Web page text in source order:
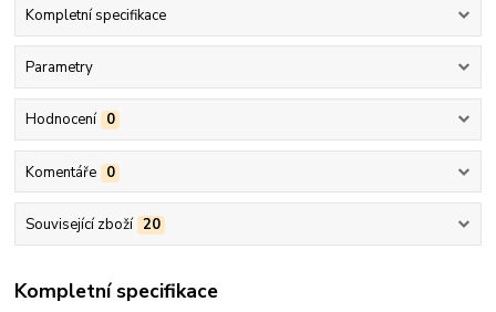
Kompletní specifikace
Parametry
Hodnocení 0
Komentáře 0
Související zboží 20
Kompletní specifikace